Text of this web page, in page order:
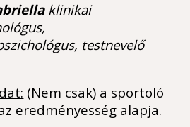
klinikai
testnevelő
(Nem csak) a sportoló
eredményesség alapja.